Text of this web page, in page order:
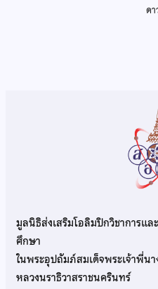
ด
มูลนิธิส่งเสริมโอลิมปิกวิชาการแ
ศึกษา
ในพระอุปถัมภ์สมเด็จพระเจ้าพี่น
หลวงนราธิวาสราชนครินทร์